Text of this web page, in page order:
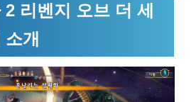
리벤지 오브 더 세
개